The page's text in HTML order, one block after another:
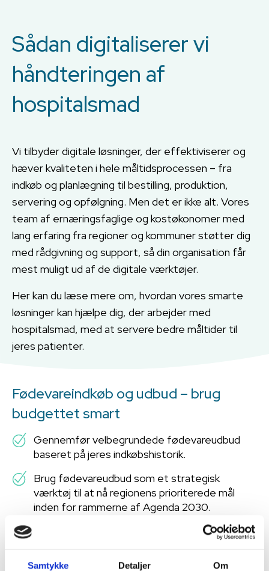
Samtykke Detaljer Om
Sådan digitaliserer vi
håndteringen af
hospitalsmad
Vi tilbyder digitale løsninger, der effektiviserer og
hæver kvaliteten i hele måltidsprocessen – fra
indkøb og planlægning til bestilling, produktion,
servering og opfølgning. Men det er ikke alt. Vores
team af ernæringsfaglige og kostøkonomer med
lang erfaring fra regioner og kommuner støtter dig
med rådgivning og support, så din organisation får
mest muligt ud af de digitale værktøjer.
Her kan du læse mere om, hvordan vores smarte
løsninger kan hjælpe dig, der arbejder med
hospitalsmad, med at servere bedre måltider til
jeres patienter.
Fødevareindkøb og udbud – brug
budgettet smart
Gennemfør velbegrundede fødevareudbud
baseret på jeres indkøbshistorik.
Brug fødevareudbud som et strategisk
værktøj til at nå regionens prioriterede mål
inden for rammerne af Agenda 2030.
Følg op på indkøb uden for aftale, og sørg for,
at organisationen udnytter de aftalte priser
hos de rigtige leverandører.